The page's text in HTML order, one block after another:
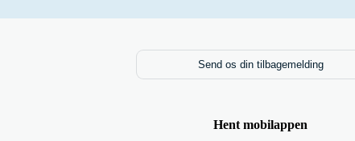
Send os din tilbagemelding
Hent mobilappen